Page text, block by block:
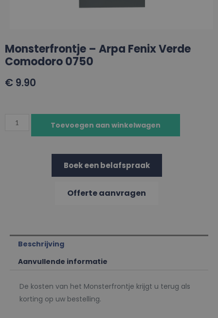
Monsterfrontje – Arpa Fenix Verde
Comodoro 0750
€ 9.90
Toevoegen aan winkelwagen
Boek een belafspraak
Offerte aanvragen
Beschrijving
Aanvullende informatie
De kosten van het Monsterfrontje krijgt u terug als
korting op uw bestelling.